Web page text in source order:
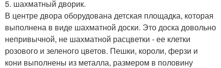
5. шахматный дворик.
В центре двора оборудована детская площадка, которая
выполнена в виде шахматной доски. Это доска довольно
непривычной, не шахматной расцветки - ее клетки
розового и зеленого цветов. Пешки, короли, ферзи и
кони выполнены из металла, размером в половину